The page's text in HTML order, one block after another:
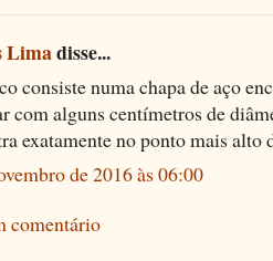
Limadisse...
consiste numa chapa de aço
com alguns centímetros de
exatamente no ponto mais
de 2016 às 06:00
comentário